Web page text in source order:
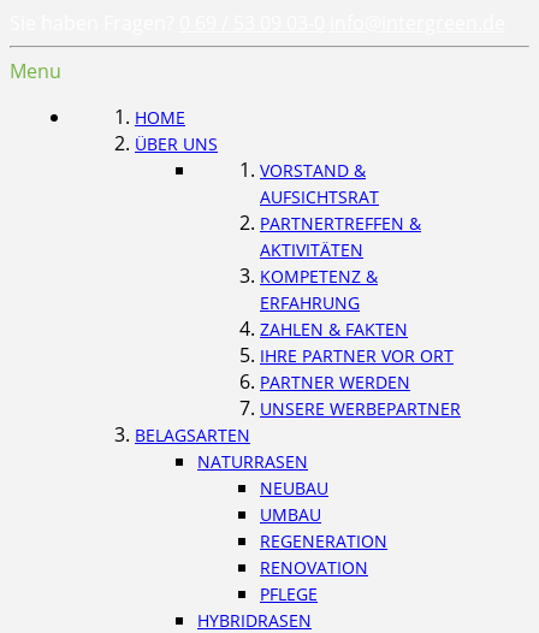
Menu
HOME
ÜBER UNS
VORSTAND &
AUFSICHTSRAT
PARTNERTREFFEN &
AKTIVITÄTEN
KOMPETENZ &
ERFAHRUNG
ZAHLEN & FAKTEN
IHRE PARTNER VOR ORT
PARTNER WERDEN
UNSERE WERBEPARTNER
BELAGSARTEN
NATURRASEN
NEUBAU
UMBAU
REGENERATION
RENOVATION
PFLEGE
HYBRIDRASEN